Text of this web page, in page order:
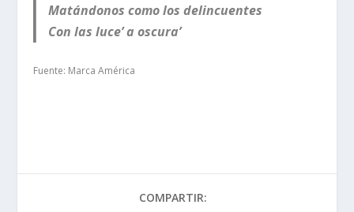
Matándonos como los delincuentes
Con las luce’ a oscura’
Fuente: Marca América
COMPARTIR: